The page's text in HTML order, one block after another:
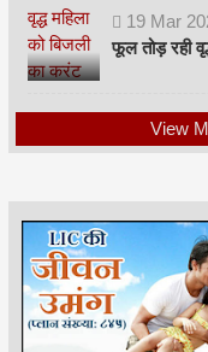
19 Mar
फूल तोड़ रही
View